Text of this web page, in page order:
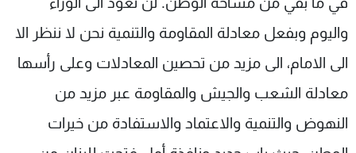
واليوم وبفعل معادلة المقاومة والتنمية نحن لا ننظر الا
الى الامام، الى مزيد من تحصين المعادلات وعلى رأسها
معادلة الشعب والجيش والمقاومة عبر مزيد من
النهوض والتنمية والاعتماد والاستفادة من خيرات